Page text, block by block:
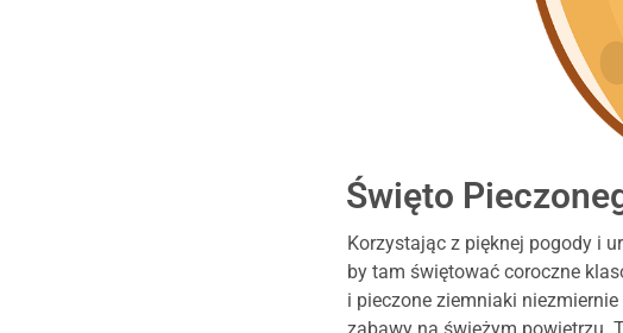
Święto
Korzystając z pięknej pogody i
by tam świętować coroczne
i pieczone ziemniaki